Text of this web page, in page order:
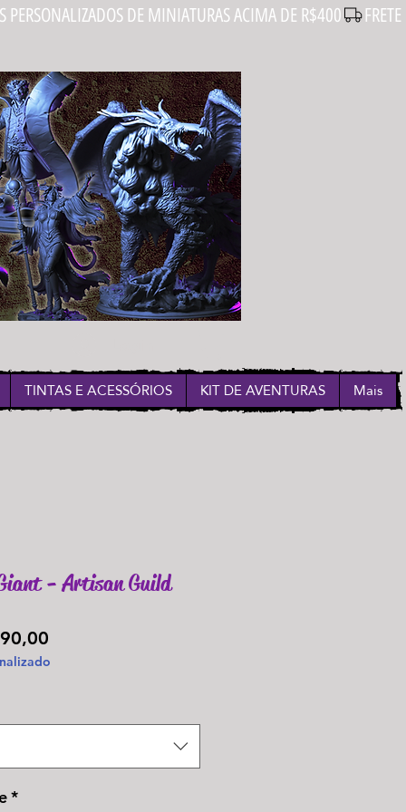
TINTAS E ACESSÓRIOS KIT DE AVENTURAS Mais
- Artisan Guild
promocional
*